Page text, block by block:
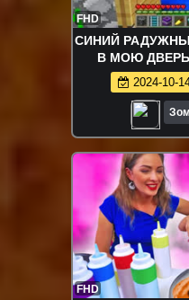
FHD
СИНИЙ
В МОЮ
МАЙНКРАФТ
2024-10-
FHD